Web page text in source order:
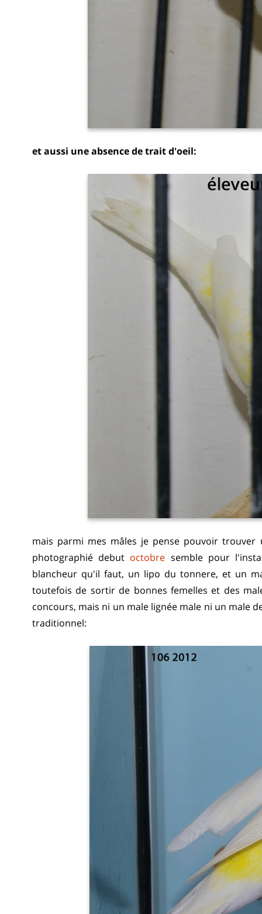
et aussi une absence de trait d'oeil:
mais parmi mes mâles je pense pouvoir
photographié debut octobre semble pour
blancheur qu'il faut, un lipo du tonnere, et un
toutefois de sortir de bonnes femelles et des
concours, mais ni un male lignée male ni un male
traditionnel: